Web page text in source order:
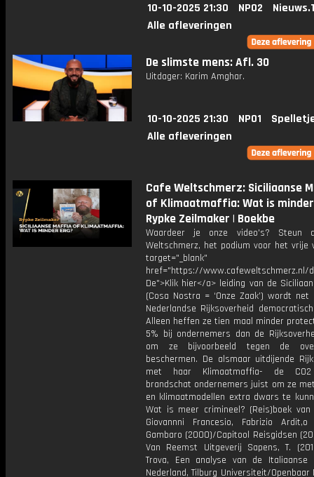
10-10-2025 21:30 NPO2
Alle afleveringen
De slimste mens: Afl. 30
Uitdager: Karim Amghar.
10-10-2025 21:30 NPO1
Alle afleveringen
Cafe Weltschmerz: Siciliaanse
of Klimaatmaffia: Wat is
Rypke Zeilmaker | Boekbe
Waardeer je onze video's? Steun
Weltschmerz, het podium voor het vrije
target="_blank"
href="https://www.cafeweltschmerz.nl/
De">Klik hier</a> leiding van de
(Cosa Nostra = ‘Onze Zaak’) wordt
Nederlandse Rijksoverheid
Alleen heffen ze tien maal minder
5% bij ondernemers dan de
om ze bijvoorbeeld tegen de
beschermen. De alsmaar uitdijende
met haar Klimaatmaffia- de
brandschat ondernemers juist om ze
en klimaatmodellen extra dwars te
Wat is meer crimineel? (Reis)boek
Giovannni Francesio, Fabrizio Ardit,o
Gambaro (2000)/Capitool Reisgidsen
Van Reemst Uitgeverij Sapens, T.
Trova, Een analyse van de
Nederland, Tilburg Universiteit/